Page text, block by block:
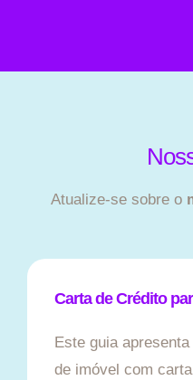
Atualize-se sobre o
Carta de Crédito
Este guia
de imóvel com